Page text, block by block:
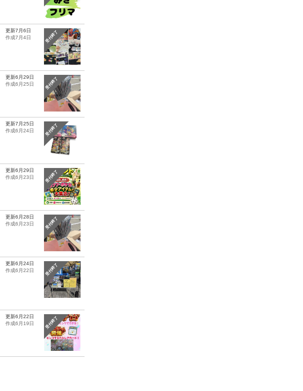
受付終了
更新7月6日
作成7月4日
受付終了
更新6月29日
作成6月25日
受付終了
更新7月25日
作成6月24日
受付終了
更新6月29日
作成6月23日
受付終了
更新6月28日
作成6月23日
受付終了
更新6月24日
作成6月22日
受付終了
更新6月22日
作成6月19日